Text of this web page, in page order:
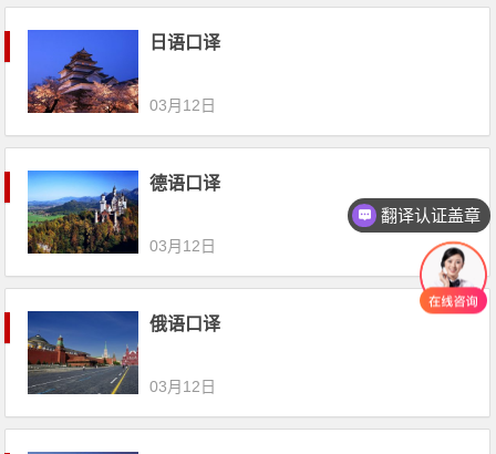
日语口译
03月12日
德语口译
03月12日
俄语口译
03月12日
翻译认证盖章